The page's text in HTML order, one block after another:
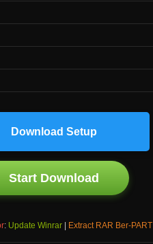
Download Setup
Start Download
: Update Winrar Extract RAR Ber-PART